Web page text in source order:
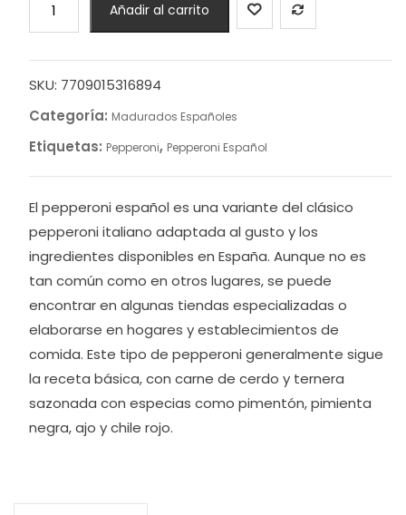
s
60g
Añadir al carrito
SKU: 7709015316894
Categoría: Madurados Españoles
Etiquetas: Pepperoni, Pepperoni Español
El pepperoni español es una variante del clásico
pepperoni italiano adaptada al gusto y los
ingredientes disponibles en España. Aunque no es
tan común como en otros lugares, se puede
encontrar en algunas tiendas especializadas o
elaborarse en hogares y establecimientos de
comida. Este tipo de pepperoni generalmente sigue
la receta básica, con carne de cerdo y ternera
sazonada con especias como pimentón, pimienta
negra, ajo y chile rojo.